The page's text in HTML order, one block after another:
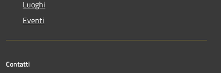
Luoghi
Eventi
Contatti